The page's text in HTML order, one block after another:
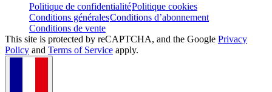
Politique de confidentialitéPolitique cookies
Conditions généralesConditions d’abonnement
Conditions de vente
This site is protected by reCAPTCHA, and the Google Privacy
Policy and Terms of Service apply.